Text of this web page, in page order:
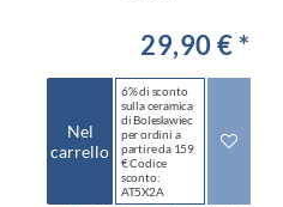
29,90 € *
Nel
carrello
6% di sconto
sulla ceramica
di Bolesławiec
per ordini a
partire da 159
€ Codice
sconto:
AT5X2A